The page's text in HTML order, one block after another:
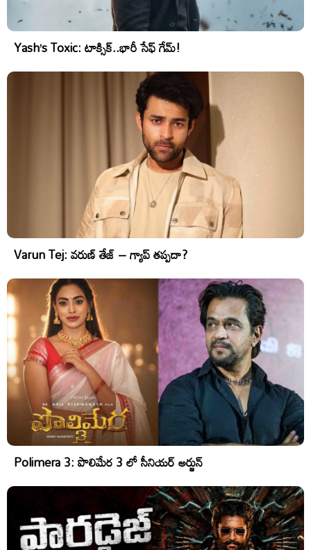
Yash’s Toxic: టాక్సిక్..భారీ సేఫ్ గేమ్!
Varun Tej: వరుణ్ తేజ్ – గ్యాప్ తప్పదా?
Polimera 3: పొలిమేర 3 లో సీనియర్ అర్జున్